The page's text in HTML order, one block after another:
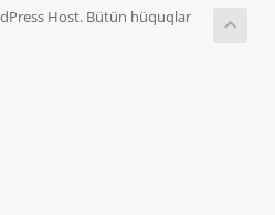
Host. Bütün hüquqlar